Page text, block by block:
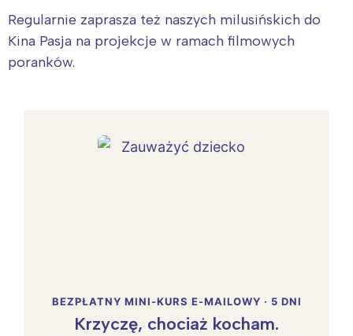
Regularnie zaprasza też naszych milusińskich do
Kina Pasja na projekcje w ramach filmowych
poranków.
BEZPŁATNY MINI-KURS E-MAILOWY · 5 DNI
Krzyczę, chociaż kocham.